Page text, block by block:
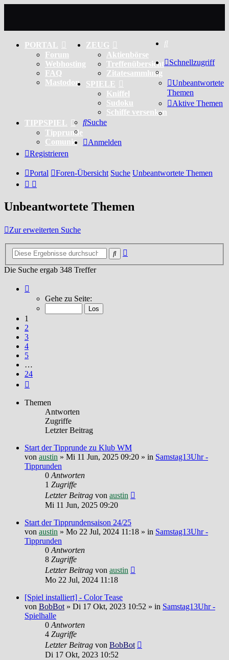
PORTAL
Forum
Webhosting
FAQ
Mastodon
ZEUG
Aktienbörse
Treffenübersicht
Zitatesammlung
SPIELE
Kniffel
Sudoku
Schiffe versenken
TIPPSPIEL
Tipprunde
Comunio
Schnellzugriff
Unbeantwortete
Themen
Aktive Themen
Suche
Anmelden
Registrieren
Portal Foren-Übersicht Suche Unbeantwortete Themen
Unbeantwortete Themen
Zur erweiterten Suche
Suche
Die Suche ergab 348 Treffer
von
Gehe zu Seite:
1
2
3
4
5
…
24
Themen
Antworten
Zugriffe
Letzter Beitrag
Start der Tipprunde zu Klub WM
von austin » Mi 11 Jun, 2025 09:20 » in Samstag13Uhr -
Tipprunden
0Antworten
1 Zugriffe
Letzter Beitrag von austin
Mi 11 Jun, 2025 09:20
Start der Tipprundensaison 24/25
von austin » Mo 22 Jul, 2024 11:18 » in Samstag13Uhr -
Tipprunden
0Antworten
8 Zugriffe
Letzter Beitrag von austin
Mo 22 Jul, 2024 11:18
[Spiel installiert] - Color Tease
von BobBot» Di 17 Okt, 2023 10:52 » in Samstag13Uhr -
Spielhalle
0Antworten
4 Zugriffe
Letzter Beitrag von BobBot
Di 17 Okt, 2023 10:52